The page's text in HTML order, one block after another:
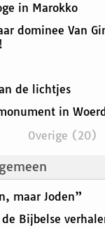
in Marokko
dominee Van
de lichtjes
in
Overige (20)
maar Joden”
Bijbelse